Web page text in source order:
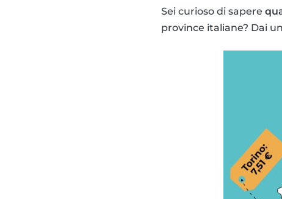
Sei curioso di sapere
province italiane? Dai